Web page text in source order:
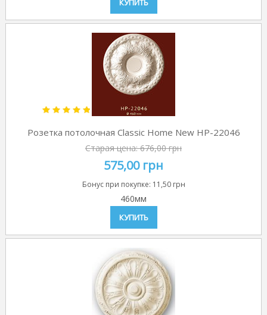
КУПИТЬ
Розетка потолочная Classic Home New HP-22046
Старая цена:676,00 грн
575,00 грн
Бонус при покупке: 11,50 грн
460мм
КУПИТЬ